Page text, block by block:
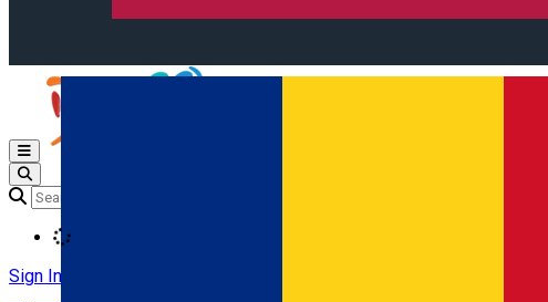
Open main menu
Sign In